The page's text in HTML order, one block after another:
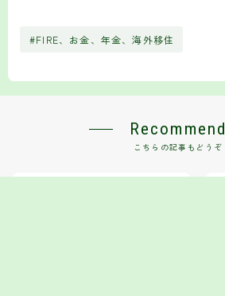
#FIRE、お金、年金、海外移住
Recommend
こちらの記事もどうぞ